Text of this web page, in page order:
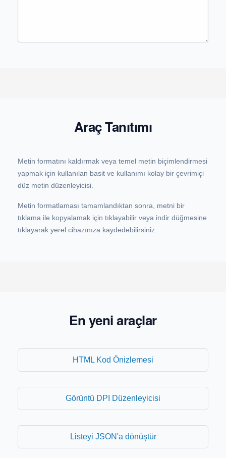
Araç Tanıtımı
Metin formatını kaldırmak veya temel metin biçimlendirmesi
yapmak için kullanılan basit ve kullanımı kolay bir çevrimiçi
düz metin düzenleyicisi.
Metin formatlaması tamamlandıktan sonra, metni bir
tıklama ile kopyalamak için tıklayabilir veya indir düğmesine
tıklayarak yerel cihazınıza kaydedebilirsiniz.
En yeni araçlar
HTML Kod Önizlemesi
Görüntü DPI Düzenleyicisi
Listeyi JSON'a dönüştür